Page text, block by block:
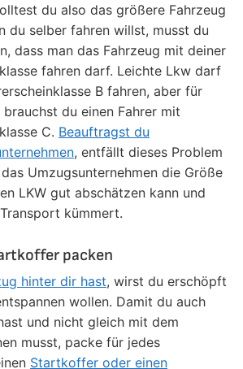
du also das größere Fahrzeug
du selber fahren willst, musst du
dass man das Fahrzeug mit deiner
fahren darf. Leichte Lkw darf
B fahren, aber für
du einen Fahrer mit
C. Beauftragst du
, entfällt dieses Problem
Umzugsunternehmen die Größe
LKW gut abschätzen kann und
kümmert.
packen
hinter dir hast, wirst du erschöpft
wollen. Damit du auch
und nicht gleich mit dem
musst, packe für jedes
Startkoffer oder einen